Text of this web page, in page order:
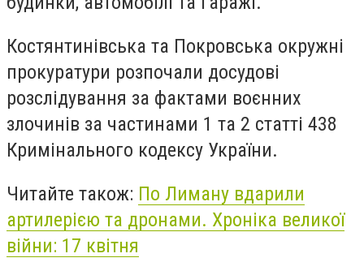
Костянтинівська та Покровська окружні
прокуратури розпочали досудові
розслідування за фактами воєнних
злочинів за частинами 1 та 2 статті 438
Кримінального кодексу України.
Читайте також: По Лиману вдарили
артилерією та дронами. Хроніка великої
війни: 17 квітня